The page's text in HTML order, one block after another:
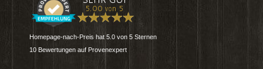
Homepage-nach-Preis hat 5.0 von 5 Sternen
10 Bewertungen auf Provenexpert